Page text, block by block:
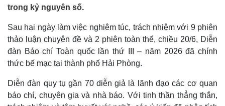
trong kỷ nguyên số.
Sau hai ngày làm việc nghiêm túc, trách nhiệm với 9 phiên
thảo luận chuyên đề và 2 phiên toàn thể, chiều 20/6, Diễn
đàn Báo chí Toàn quốc lần thứ III – năm 2026 đã chính
thức bế mạc tại thành phố Hải Phòng.
Diễn đàn quy tụ gần 70 diễn giả là lãnh đạo các cơ quan
báo chí, chuyên gia và nhà báo. Với tinh thần thẳng thắn,